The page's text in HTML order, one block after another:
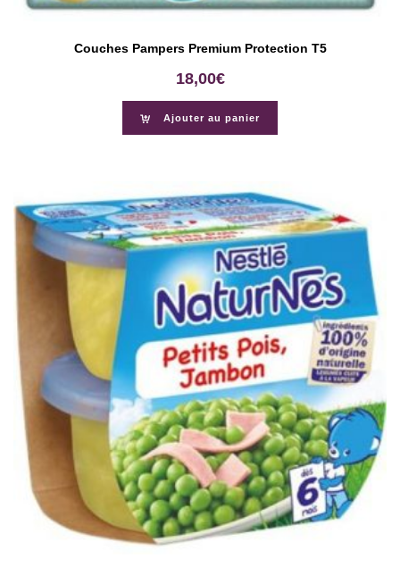
Couches Pampers Premium Protection T5
18,00€
Ajouter au panier